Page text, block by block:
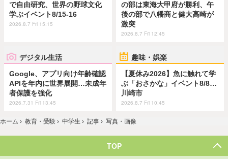
で自由研究、世界の野球文化
学ぶイベント8/15-16
2026.8.7 Fri 15:15
の部は東海大甲府が勝利、午
後の部で八幡商と健大高崎が
激突
2026.8.7 Fri 12:45
デジタル生活
Google、アプリ向け年齢確認
APIを年内に世界展開…未成年
者保護を強化
2026.7.31 Fri 13:45
趣味・娯楽
【夏休み2026】魚に触れて学
ぶ「おさかな」イベント8/8…
川崎市
2026.8.7 Fri 10:45
ホーム › 教育・受験 › 中学生 › 記事 › 写真・画像
TOP